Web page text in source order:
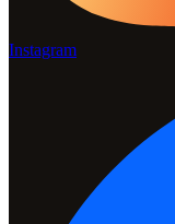
Instagram